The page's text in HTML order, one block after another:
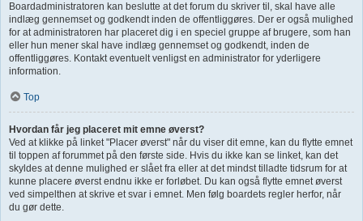
Boardadministratoren kan beslutte at det forum du skriver til, skal have alle
indlæg gennemset og godkendt inden de offentliggøres. Der er også mulighed
for at administratoren har placeret dig i en speciel gruppe af brugere, som han
eller hun mener skal have indlæg gennemset og godkendt, inden de
offentliggøres. Kontakt eventuelt venligst en administrator for yderligere
information.
Top
Hvordan får jeg placeret mit emne øverst?
Ved at klikke på linket "Placer øverst" når du viser dit emne, kan du flytte emnet
til toppen af forummet på den første side. Hvis du ikke kan se linket, kan det
skyldes at denne mulighed er slået fra eller at det mindst tilladte tidsrum for at
kunne placere øverst endnu ikke er forløbet. Du kan også flytte emnet øverst
ved simpelthen at skrive et svar i emnet. Men følg boardets regler herfor, når
du gør dette.